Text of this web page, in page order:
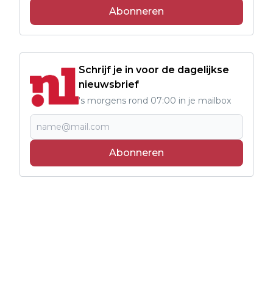
Abonneren
Schrijf je in voor de dagelijkse
nieuwsbrief
's morgens rond 07:00 in je mailbox
Abonneren